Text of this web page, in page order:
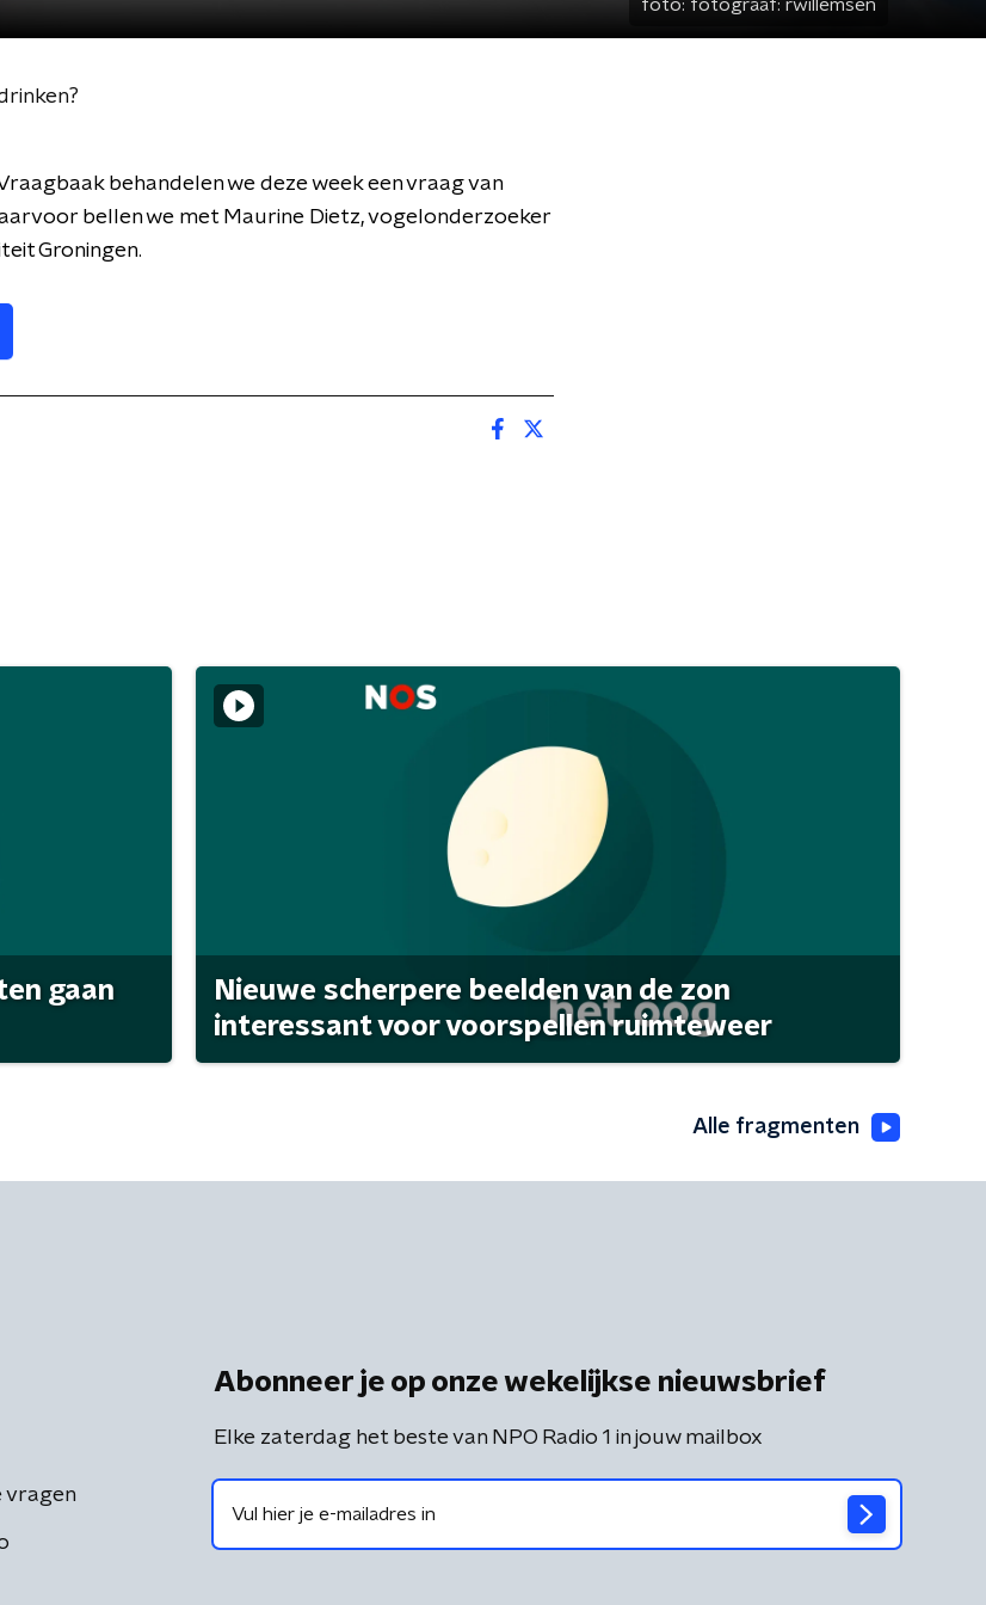
foto: fotograaf: rwillemsen
behandelen we deze week een vraag van
bellen we met Maurine Dietz, vogelonderzoeker
Groningen.
gaan
Nieuwe scherpere beelden van de zon
interessant voor voorspellen ruimteweer
Alle fragmenten
vragen
Abonneer je op onze wekelijkse nieuwsbrief
Elke zaterdag het beste van NPO Radio 1 in jouw mailbox